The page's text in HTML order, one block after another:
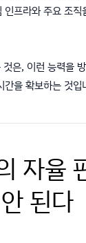
프라와 주요 조직
은, 이런 능력을
을 확보하는 것입
자율
된다